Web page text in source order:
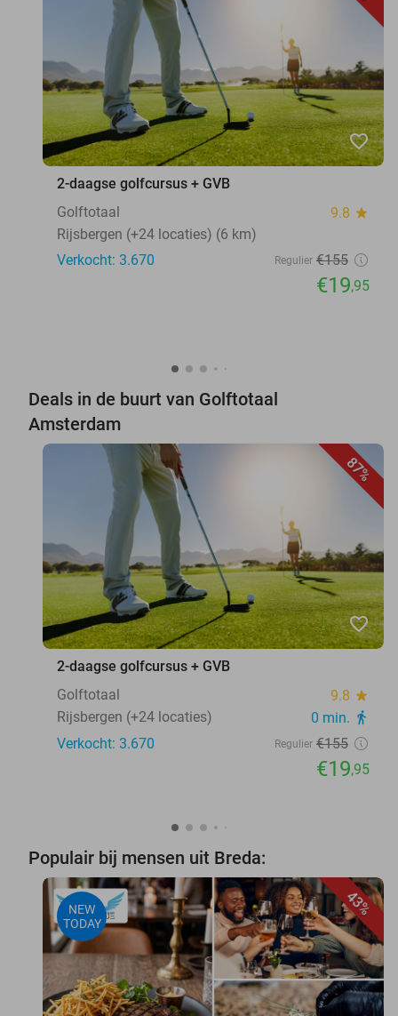
favorite_border
2-daagse golfcursus + GVB
Golftotaal
9.8 star
Rijsbergen (+24 locaties) (6 km)
Verkocht: 3.670
Regulier €155
€19,95
Deals in de buurt van Golftotaal
Amsterdam
87%
favorite_border
2-daagse golfcursus + GVB
Golftotaal
9.8 star
Rijsbergen (+24 locaties) 0 min. directions_walk
Verkocht: 3.670 Regulier €155
€19,95
Populair bij mensen uit Breda:
43%
NEW
TODAY